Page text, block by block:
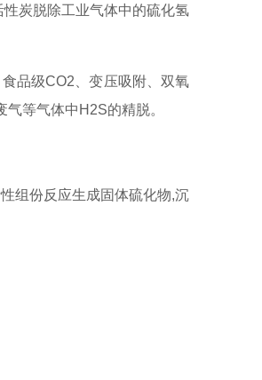
炭脱除工业气体中的硫化氢
品级CO2、变压吸附、双氧
等气体中H2S的精脱。
组份反应生成固体硫化物,沉